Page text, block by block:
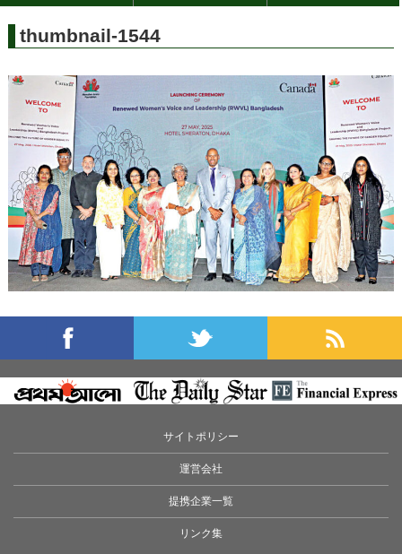
thumbnail-1544
サイトポリシー
運営会社
提携企業一覧
リンク集